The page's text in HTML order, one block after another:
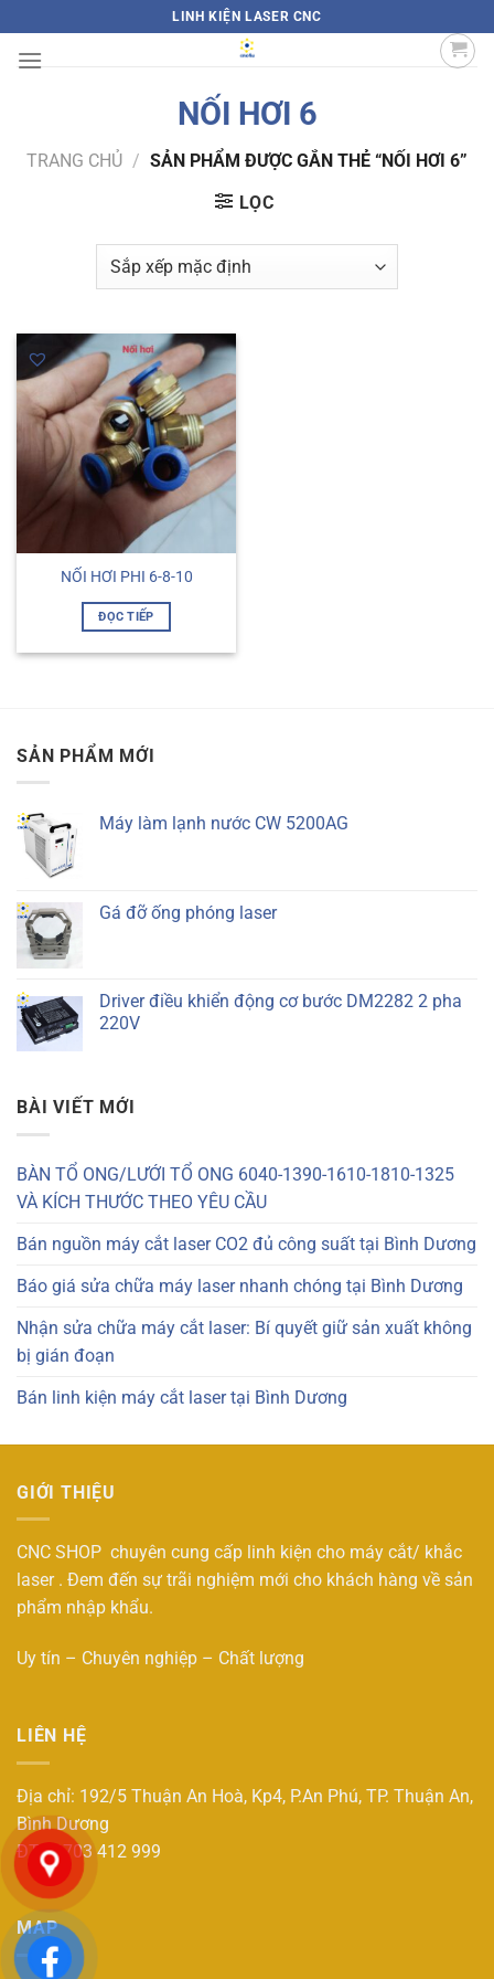
qua
nội
LINH KIỆN LASER CNC
NỐI HƠI 6
TRANG CHỦ / SẢN PHẨM ĐƯỢC GẮN THẺ “NỐI HƠI 6”
LỌC
NỐI HƠI PHI 6-8-10
ĐỌC TIẾP
SẢN PHẨM MỚI
Máy làm lạnh nước CW 5200AG
Gá đỡ ống phóng laser
Driver điều khiển động cơ bước DM2282 2 pha
220V
BÀI VIẾT MỚI
BÀN TỔ ONG/LƯỚI TỔ ONG 6040-1390-1610-1810-1325
VÀ KÍCH THƯỚC THEO YÊU CẦU
Bán nguồn máy cắt laser CO2 đủ công suất tại Bình Dương
Báo giá sửa chữa máy laser nhanh chóng tại Bình Dương
Nhận sửa chữa máy cắt laser: Bí quyết giữ sản xuất không
bị gián đoạn
Bán linh kiện máy cắt laser tại Bình Dương
GIỚI THIỆU
CNC SHOP chuyên cung cấp linh kiện cho máy cắt/ khắc
laser . Đem đến sự trãi nghiệm mới cho khách hàng về sản
phẩm nhập khẩu.
Uy tín – Chuyên nghiệp – Chất lượng
LIÊN HỆ
Địa chỉ: 192/5 Thuận An Hoà, Kp4, P.An Phú, TP. Thuận An,
Bình Dương
ĐT : 0703 412 999
MAP